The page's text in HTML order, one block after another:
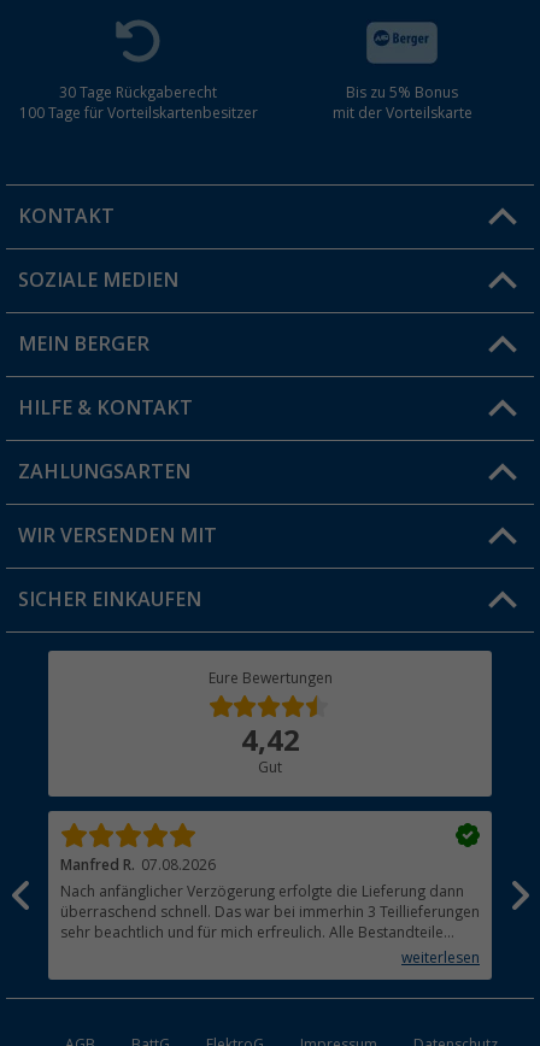
30 Tage Rückgaberecht
100 Tage für Vorteilskartenbesitzer
Bis zu 5% Bonus
mit der Vorteilskarte
KONTAKT
Du hast eine Frage?
Filiale finden
SOZIALE MEDIEN
MEIN BERGER
Vorteilskarte
Blog
Jobs & Karriere
HILFE & KONTAKT
FAQ & Kontakt
Versandinformationen
Rücksendung
ZAHLUNGSARTEN
WIR VERSENDEN MIT
SICHER EINKAUFEN
Eure Bewertungen
4,42
Gut
Manfred R. 07.08.2026
Nach anfänglicher Verzögerung erfolgte die Lieferung dann
überraschend schnell. Das war bei immerhin 3 Teillieferungen
sehr beachtlich und für mich erfreulich. Alle Bestandteile
waren gut verpackt und in Ordnung. Das Gerät (Gasgrill)weiterlesen